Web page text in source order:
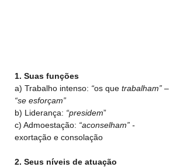
1. Suas funções
a) Trabalho intenso: “os que trabalham” –
“se esforçam”
b) Liderança: “presidem”
c) Admoestação: “aconselham” -
exortação e consolação
2. Seus níveis de atuação